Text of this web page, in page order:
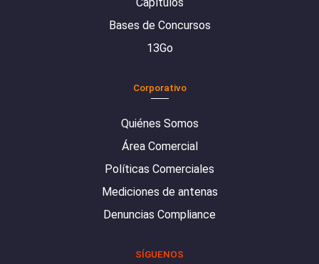
Bases de Concursos
13Go
Corporativo
Quiénes Somos
Área Comercial
Políticas Comerciales
Mediciones de antenas
Denuncias Compliance
SÍGUENOS